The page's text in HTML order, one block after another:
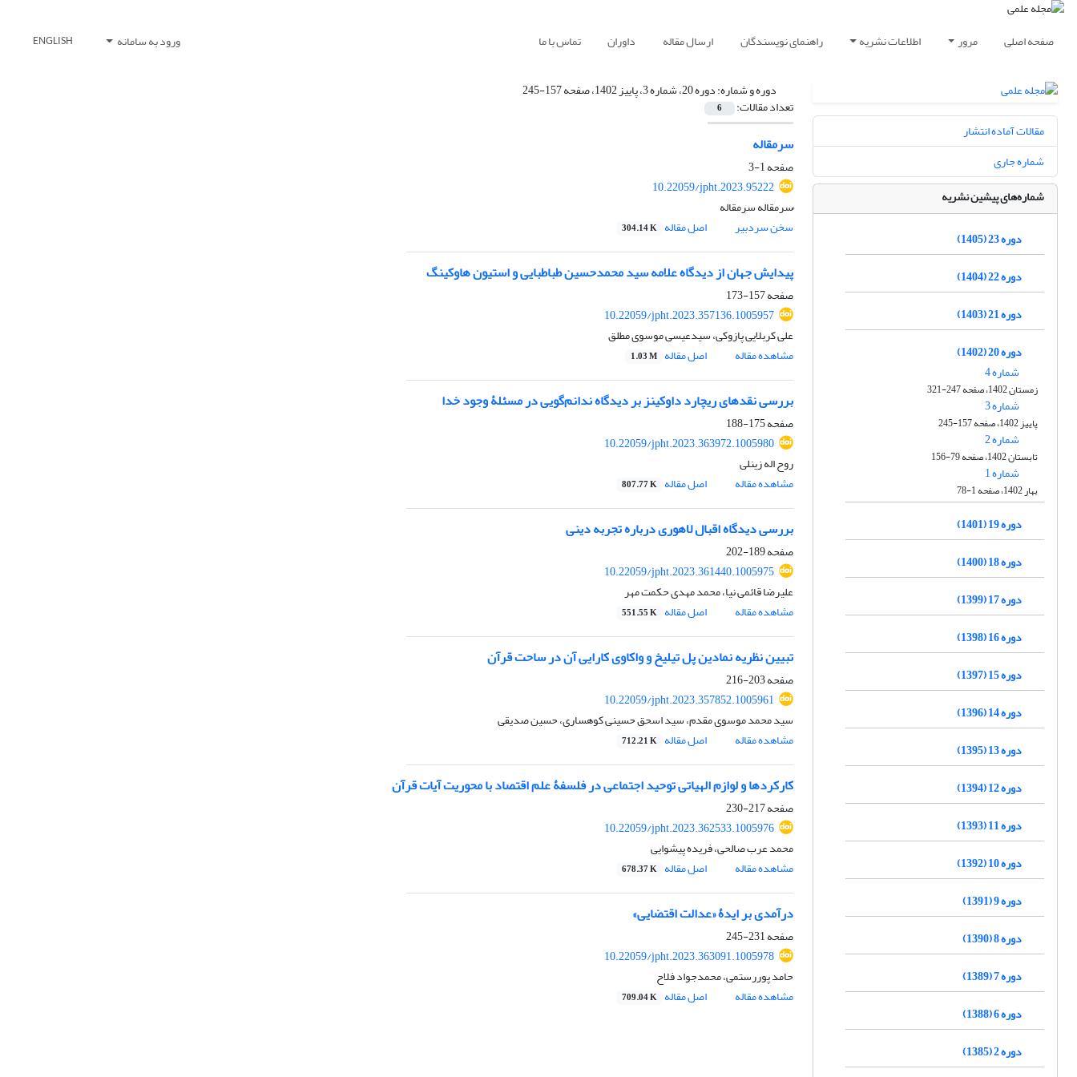
صفحه اصلی مرور اطلاعات نشریه راهنمای نویسندگان ارسال مقاله داوران تماس با ما ورود به سامانه ENGLISH
دوره و شماره:دوره 20، شماره 3، پاییز 1402، صفحه 157-245
تعداد مقالات: 6
سرمقاله
صفحه1-3
10.22059/jpht.2023.95222
ُسرمقاله سرمقاله
سخن سردبیر
اصل مقاله 304.14 K
پیدایش جهان از دیدگاه علامه سید محمدحسین طباطبایی و استیون هاوکینگ
صفحه157-173
10.22059/jpht.2023.357136.1005957
علی کربلایی پازوکی، سیدعیسی موسوی مطلق
مشاهده مقاله
اصل مقاله 1.03 M
بررسی نقدهای ریچارد داوکینز بر دیدگاه ندانم‌گویی در مسئلۀ وجود خدا
صفحه175-188
10.22059/jpht.2023.363972.1005980
روح اله زینلی
مشاهده مقاله
اصل مقاله 807.77 K
بررسی دیدگاه اقبال لاهوری درباره تجربه دینی
صفحه189-202
10.22059/jpht.2023.361440.1005975
علیرضا قائمی نیا، محمد مهدی حکمت مهر
مشاهده مقاله
اصل مقاله 551.55 K
تبیین نظریه نمادین پل تیلیخ و واکاوی کارایی آن در ساحت قرآن
صفحه203-216
10.22059/jpht.2023.357852.1005961
سید محمد موسوی مقدم، سید اسحق حسینی کوهساری، حسین صدیقی
مشاهده مقاله
اصل مقاله 712.21 K
کارکردها و لوازم الهیاتی توحید اجتماعی در فلسفۀ علم اقتصاد با محوریت آیات قرآن
صفحه217-230
10.22059/jpht.2023.362533.1005976
محمد عرب صالحی، فریده پیشوایی
مشاهده مقاله
اصل مقاله 678.37 K
درآمدی بر ایدۀ «عدالت اقتضایی»
صفحه231-245
10.22059/jpht.2023.363091.1005978
حامد پوررستمی، محمدجواد فلاح
مشاهده مقاله
اصل مقاله 709.04 K
مقالات آماده انتشار
شماره جاری
شماره‌های پیشین نشریه
دوره 23 (1405)
دوره 22 (1404)
دوره 21 (1403)
دوره 20 (1402)
شماره 4
زمستان 1402، صفحه 247-321
شماره 3
پاییز 1402، صفحه 157-245
شماره 2
تابستان 1402، صفحه 79-156
شماره 1
بهار 1402، صفحه 1-78
دوره 19 (1401)
دوره 18 (1400)
دوره 17 (1399)
دوره 16 (1398)
دوره 15 (1397)
دوره 14 (1396)
دوره 13 (1395)
دوره 12 (1394)
دوره 11 (1393)
دوره 10 (1392)
دوره 9 (1391)
دوره 8 (1390)
دوره 7 (1389)
دوره 6 (1388)
دوره 2 (1385)